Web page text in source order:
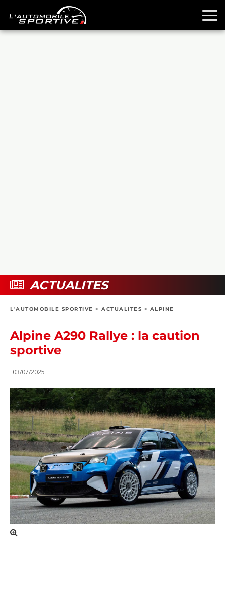
BOUTIQUE
ACTUALITES
L'AUTOMOBILE SPORTIVE > ACTUALITES > ALPINE
Alpine A290 Rallye : la caution
sportive
03/07/2025